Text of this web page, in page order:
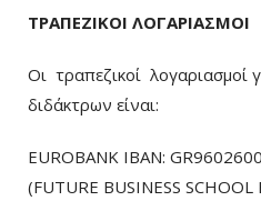
ΤΡΑΠΕΖΙΚΟΙ ΛΟΓΑΡΙΑΣΜΟΙ
Οι τραπεζικοί λογαριασμοί
διδάκτρων είναι:
EUROBANK IBAN:
(FUTURE BUSINESS SCHOOL